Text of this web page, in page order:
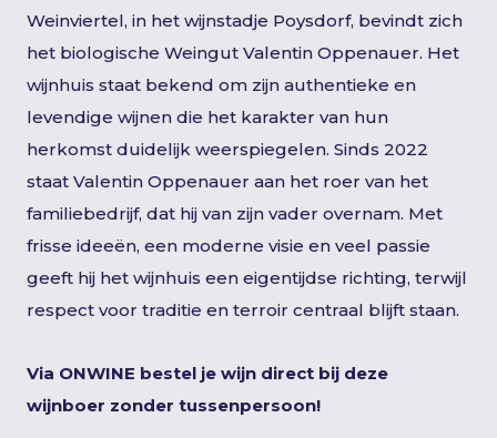
Weinviertel, in het wijnstadje Poysdorf, bevindt zich
het biologische Weingut Valentin Oppenauer. Het
wijnhuis staat bekend om zijn authentieke en
levendige wijnen die het karakter van hun
herkomst duidelijk weerspiegelen. Sinds 2022
staat Valentin Oppenauer aan het roer van het
familiebedrijf, dat hij van zijn vader overnam. Met
frisse ideeën, een moderne visie en veel passie
geeft hij het wijnhuis een eigentijdse richting, terwijl
respect voor traditie en terroir centraal blijft staan.
Via ONWINE bestel je wijn direct bij deze
wijnboer zonder tussenpersoon!